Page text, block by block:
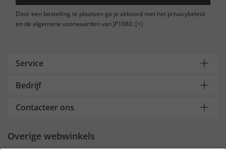
Door een bestelling te plaatsen ga je akkoord met het privacybeleid
en de algemene voorwaarden van JP1880. [+]
Service
Bedrijf
Contacteer ons
Overige webwinkels